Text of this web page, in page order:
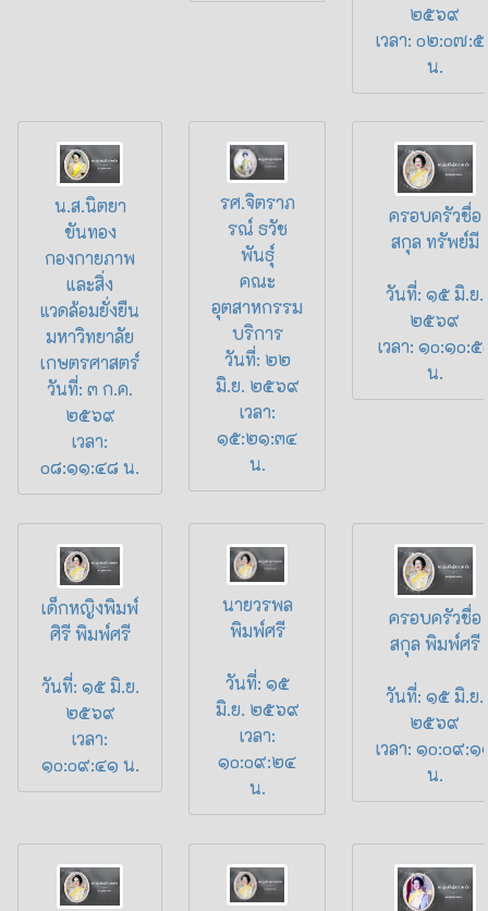
๒๕๖๙
เวลา: o๒:o๗:๕
น.
น.ส.นิตยา
ขันทอง
กองกายภาพ
และสิ่ง
แวดล้อมยั่งยืน
มหาวิทยาลัย
เกษตรศาสตร์
วันที่: ๓ ก.ค.
๒๕๖๙
เวลา:
o๘:๑๑:๔๘ น.
รศ.จิตราภ
รณ์ ธวัช
พันธุ์
คณะ
อุตสาหกรรม
บริการ
วันที่: ๒๒
มิ.ย. ๒๕๖๙
เวลา:
๑๕:๒๑:๓๔
น.
ครอบครัวชื่อ
สกุล ทรัพย์มี
วันที่: ๑๕ มิ.ย.
๒๕๖๙
เวลา: ๑o:๑o:๕
น.
เด็กหญิงพิมพ์
ศิรี พิมพ์ศรี
วันที่: ๑๕ มิ.ย.
๒๕๖๙
เวลา:
๑o:o๙:๔๑ น.
นายวรพล
พิมพ์ศรี
วันที่: ๑๕
มิ.ย. ๒๕๖๙
เวลา:
๑o:o๙:๒๔
น.
ครอบครัวชื่อ
สกุล พิมพ์ศรี
วันที่: ๑๕ มิ.ย.
๒๕๖๙
เวลา: ๑o:o๙:๑
น.